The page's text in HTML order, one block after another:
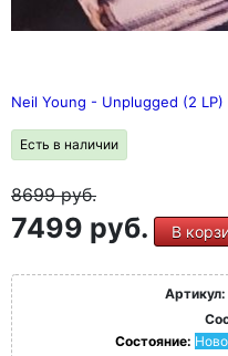
Neil Young - Unplugged (2 LP)
Есть в наличии
8699руб.
7499 руб. В
Артикул:
Состояние: